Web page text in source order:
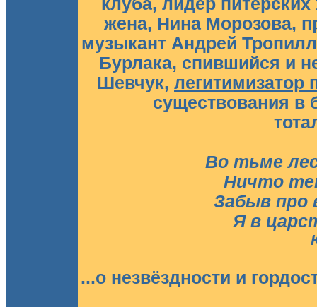
клуба, лидер
жена, Нина Морозова,
музыкант Андрей
Бурлака, спившийся и
Шевчук, легитимизатор
существования в
Во тьме
Ничто
Забыв про
Я в
...о незвёздности и